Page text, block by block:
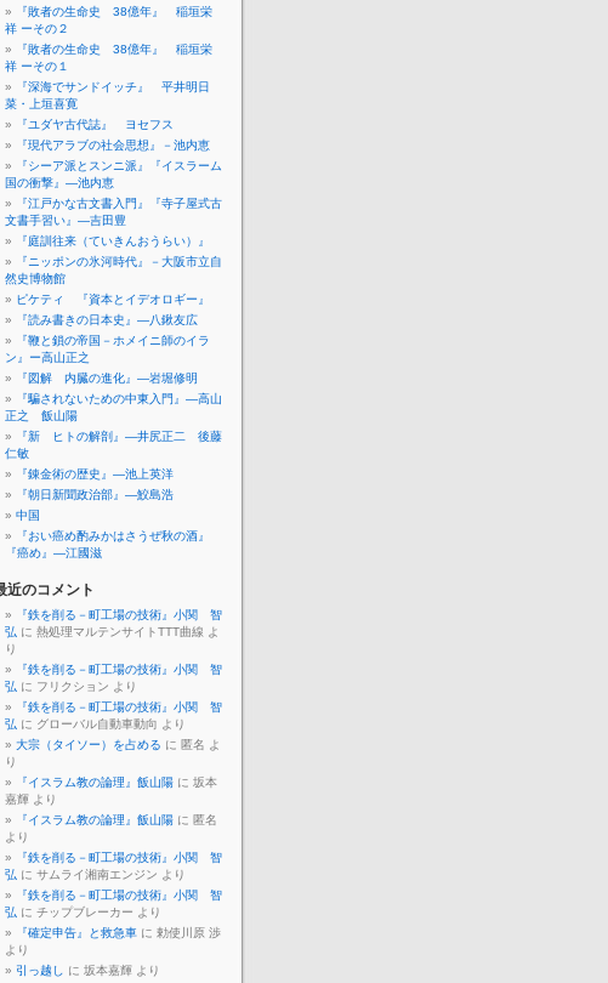
『敗者の生命史 38億年』 稲垣栄
祥 ーその２
『敗者の生命史 38億年』 稲垣栄
祥 ーその１
『深海でサンドイッチ』 平井明日
菜・上垣喜寛
『ユダヤ古代誌』 ヨセフス
『現代アラブの社会思想』－池内恵
『シーア派とスンニ派』『イスラーム
国の衝撃』―池内恵
『江戸かな古文書入門』『寺子屋式古
文書手習い』―吉田豊
『庭訓往来（ていきんおうらい）』
『ニッポンの氷河時代』－大阪市立自
然史博物館
ピケティ 『資本とイデオロギー』
『読み書きの日本史』―八鍬友広
『鞭と鎖の帝国－ホメイニ師のイラ
ン』ー高山正之
『図解 内臓の進化』―岩堀修明
『騙されないための中東入門』―高山
正之 飯山陽
『新 ヒトの解剖』―井尻正二 後藤
仁敏
『錬金術の歴史』―池上英洋
『朝日新聞政治部』―鮫島浩
中国
『おい癌め酌みかはさうぜ秋の酒』
『癌め』―江國滋
近のコメント
『鉄を削る－町工場の技術』小関 智
弘 に 熱処理マルテンサイトTTT曲線 よ
り
『鉄を削る－町工場の技術』小関 智
弘 に フリクション より
『鉄を削る－町工場の技術』小関 智
弘 に グローバル自動車動向 より
大宗（タイソー）を占める に 匿名 よ
り
『イスラム教の論理』飯山陽 に 坂本
嘉輝 より
『イスラム教の論理』飯山陽 に 匿名
より
『鉄を削る－町工場の技術』小関 智
弘 に サムライ湘南エンジン より
『鉄を削る－町工場の技術』小関 智
弘 に チップブレーカー より
『確定申告』と救急車 に 勅使川原 渉
より
引っ越し に 坂本嘉輝 より